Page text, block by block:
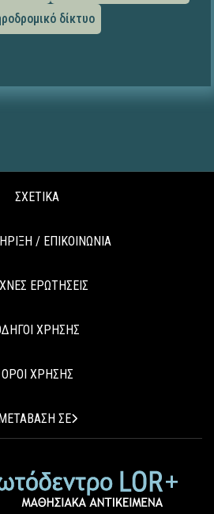
δίκτυο
ΣΧΕΤΙΚΑ
/ ΕΠΙΚΟΙΝΩΝΙΑ
ΕΡΩΤΗΣΕΙΣ
ΧΡΗΣΗΣ
ΟΡΟΙ ΧΡΗΣΗΣ
ΜΕΤΑΒΑΣΗ ΣΕ